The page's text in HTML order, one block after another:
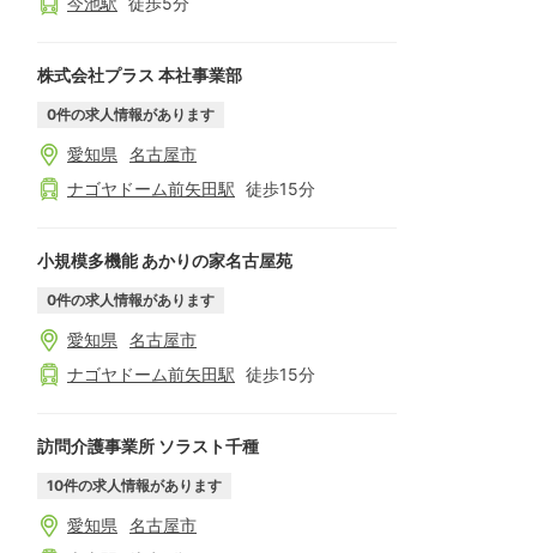
株式会社プラス 本社事業部
0件の求人情報があります
愛知県
名古屋市
ナゴヤドーム前矢田駅 徒歩15分
小規模多機能 あかりの家名古屋苑
0件の求人情報があります
愛知県
名古屋市
ナゴヤドーム前矢田駅 徒歩15分
訪問介護事業所 ソラスト千種
10件の求人情報があります
愛知県
名古屋市